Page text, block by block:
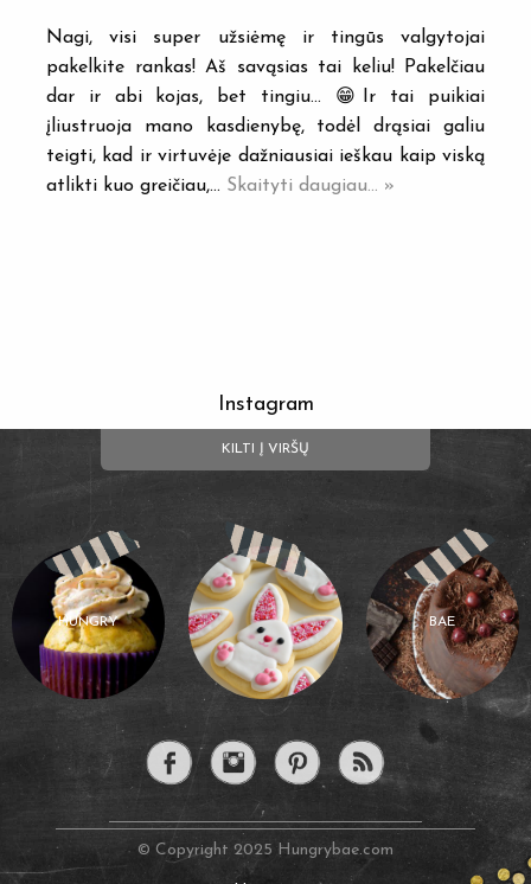
Nagi, visi super užsiėmę ir tingūs valgytojai
pakelkite rankas! Aš savąsias tai keliu! Pakelčiau
dar ir abi kojas, bet tingiu… 😁Ir tai puikiai
įliustruoja mano kasdienybę, todėl drąsiai galiu
teigti, kad ir virtuvėje dažniausiai ieškau kaip viską
atlikti kuo greičiau,… Skaityti daugiau... »
Instagram
KILTI Į VIRŠŲ
HUNGRY BAE
© Copyright 2025 Hungrybae.com